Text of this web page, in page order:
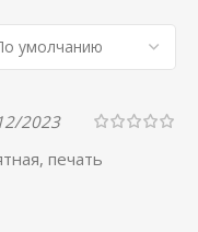
2023
печать